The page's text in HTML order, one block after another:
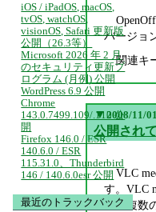
バージョ
関連キ
▼ 2008/11/
公開され
VLC
す。VLC
した複数
iOS / iPadOS, macOS,
tvOS, watchOS,
visionOS, Safari 更新版
公開（26.3等）
Microsoft 2026 年 2 月
のセキュリティ更新プ
ログラム (月例) 公開
WordPress 6.9 公開
Chrome
143.0.7499.109/.110 公
開
Firefox 146.0 / ESR
140.6.0 / ESR
115.31.0、Thunderbird
146 / 140.6.0esr 公開
最近のトラックバック